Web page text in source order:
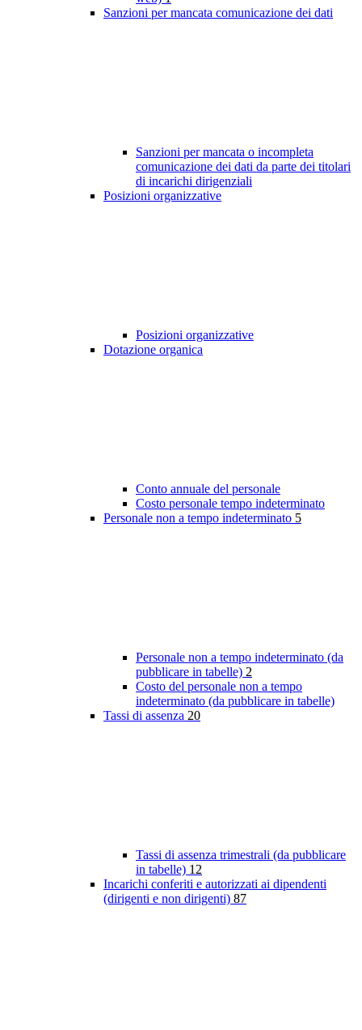
Sanzioni per mancata comunicazione dei dati
Sanzioni per mancata o incompleta
comunicazione dei dati da parte dei titolari
di incarichi dirigenziali
Posizioni organizzative
Posizioni organizzative
Dotazione organica
Conto annuale del personale
Costo personale tempo indeterminato
Personale non a tempo indeterminato 5
Personale non a tempo indeterminato (da
pubblicare in tabelle) 2
Costo del personale non a tempo
indeterminato (da pubblicare in tabelle)
Tassi di assenza 20
Tassi di assenza trimestrali (da pubblicare
in tabelle) 12
Incarichi conferiti e autorizzati ai dipendenti
(dirigenti e non dirigenti) 87